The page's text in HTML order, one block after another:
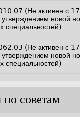
(Не активен с
утверждением новой
специальностей)
(Не активен с
утверждением новой
специальностей)
советам